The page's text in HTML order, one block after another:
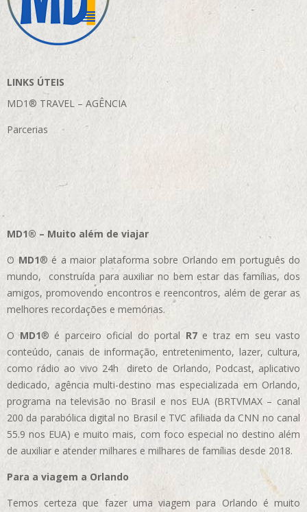
LINKS ÚTEIS
MD1® TRAVEL – AGÊNCIA
Parcerias
MD1® – Muito além de viajar
O MD1® é a maior plataforma sobre Orlando em português do
mundo, construída para auxiliar no bem estar das famílias, dos
amigos, promovendo encontros e reencontros, além de gerar as
melhores recordações e memórias.
OMD1® é parceiro oficial do portal R7e traz em seu vasto
conteúdo, canais de informação, entretenimento, lazer, cultura,
como rádio ao vivo 24h direto de Orlando, Podcast, aplicativo
dedicado, agência multi-destino mas especializada em Orlando,
programa na televisão no Brasil e nos EUA (BRTVMAX – canal
200 da parabólica digital no Brasil e TVC afiliada da CNN no canal
55.9 nos EUA) e muito mais, com foco especial no destino além
de auxiliar e atender milhares e milhares de famílias desde 2018.
Para a viagem a Orlando
Temos certeza que fazer uma viagem para Orlando é muito